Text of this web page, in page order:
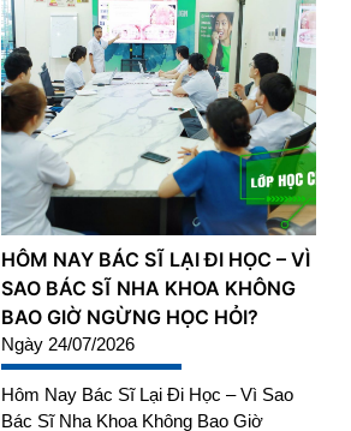
HÔM NAY BÁC SĨ LẠI ĐI HỌC – VÌ
SAO BÁC SĨ NHA KHOA KHÔNG
BAO GIỜ NGỪNG HỌC HỎI?
Ngày 24/07/2026
Hôm Nay Bác Sĩ Lại Đi Học – Vì Sao
Bác Sĩ Nha Khoa Không Bao Giờ